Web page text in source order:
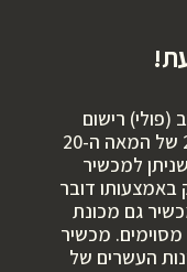
(פולי) רישום
(גרף). המכשיר הומצא בשנות ה-20 של המאה ה-20
למכשיר
דובר
גם מכונת
מכשיר
העשרים של